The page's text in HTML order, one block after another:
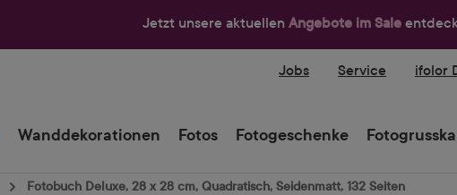
Jetzt unsere aktuellen Angebote im Sale
Jobs Service ifolor
Wanddekorationen Fotos Fotogeschenke
Fotobuch Deluxe, 28 x 28 cm, Quadratisch, Seidenmatt, 132 Seiten